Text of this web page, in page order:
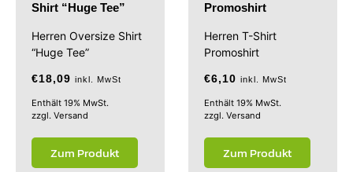
Shirt “Huge Tee”
Herren Oversize Shirt
“Huge Tee”
€18,09 inkl. MwSt
Enthält 19% MwSt.
zzgl. Versand
Zum Produkt
Promoshirt
Herren T-Shirt
Promoshirt
€6,10 inkl. MwSt
Enthält 19% MwSt.
zzgl. Versand
Zum Produkt